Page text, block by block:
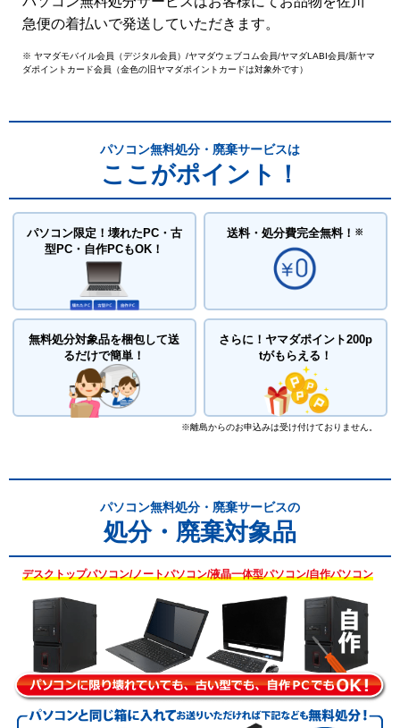
急便の着払いで発送していただきます。
※ ヤマダモバイル会員（デジタル会員）/ヤマダウェブコム会員/ヤマダLABI会員/新ヤマ
ダポイントカード会員（金色の旧ヤマダポイントカードは対象外です）
パソコン無料処分・廃棄サービスは
ここがポイント！
パソコン限定！壊れたPC・古
型PC・自作PCもOK！
送料・処分費完全無料！ ※
無料処分対象品を梱包して送
るだけで簡単！
さらに！ ヤマダポイント200p
tがもらえる！
※離島からのお申込みは受け付けておりません。
パソコン無料処分・廃棄サービスの
処分・廃棄対象品
デスクトップパソコン/ノートパソコン/液晶一体型パソコン/自作パソコン